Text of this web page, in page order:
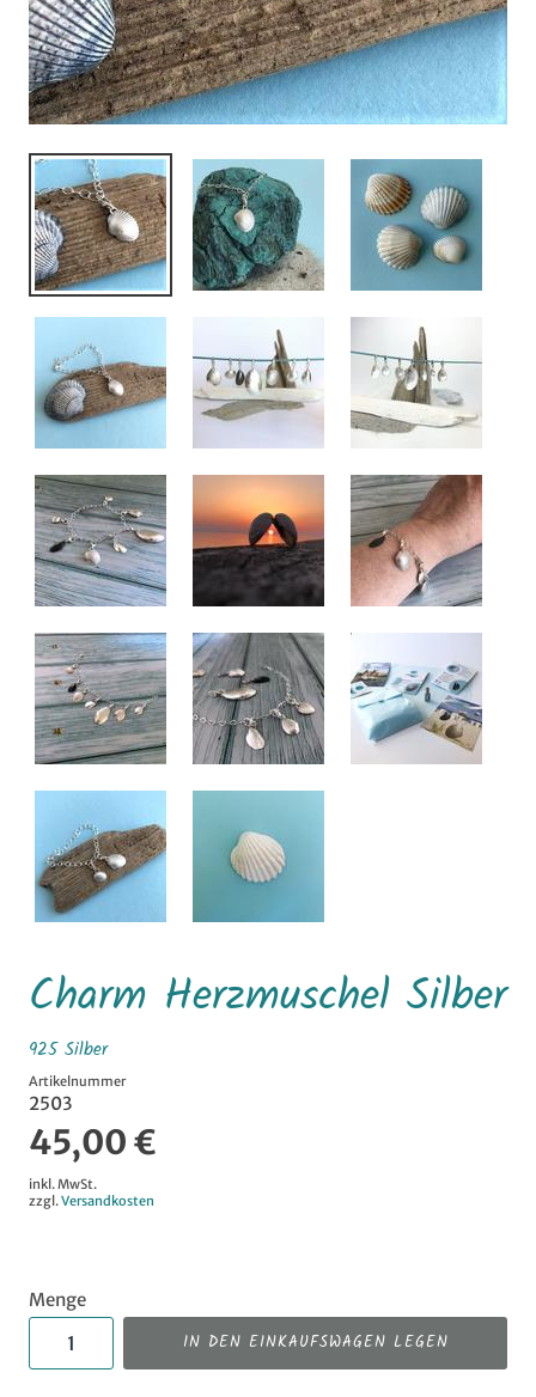
Charm Herzmuschel Silber
925 Silber
Artikelnummer
2503
45,00 €
inkl. MwSt.
zzgl.Versandkosten
Menge
IN DEN EINKAUFSWAGEN LEGEN